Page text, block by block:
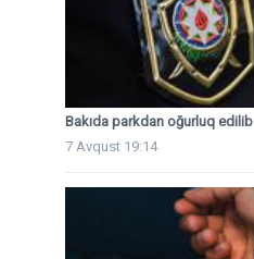
Bakıda parkdan oğurluq edilib
7 Avqust 19:14